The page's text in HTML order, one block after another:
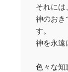
それには
神のおき
す。
神を永遠
色々な知